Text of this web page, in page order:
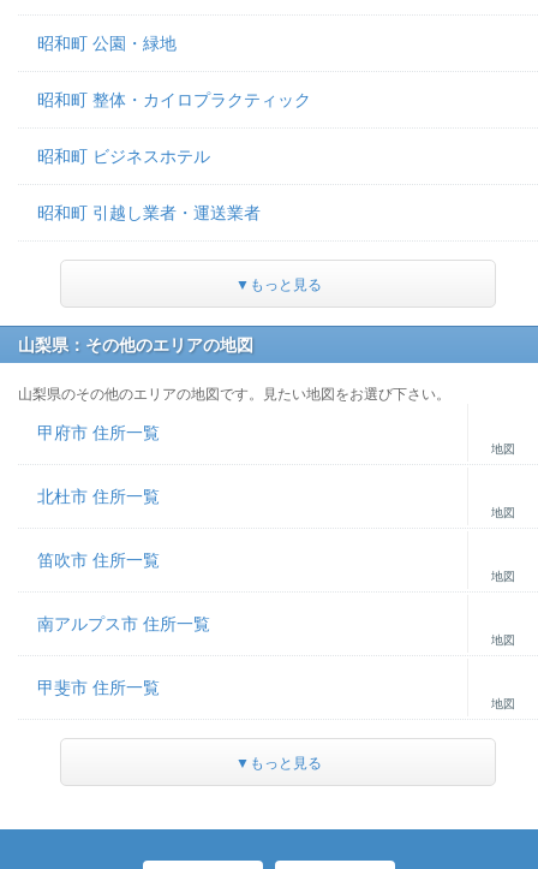
昭和町 公園・緑地
昭和町 整体・カイロプラクティック
昭和町 ビジネスホテル
昭和町 引越し業者・運送業者
▼もっと見る
山梨県：その他のエリアの地図
山梨県のその他のエリアの地図です。見たい地図をお選び下さい。
甲府市 住所一覧
地図
北杜市 住所一覧
地図
笛吹市 住所一覧
地図
南アルプス市 住所一覧
地図
甲斐市 住所一覧
地図
▼もっと見る